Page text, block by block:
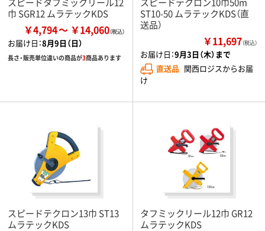
巾 SGR12 ムラテックKDS
￥4,794 ￥14,060
お届け日：8月9日（日）
長さ・販売単位違いの商品が3商品あります
ST10-50 ムラテックKDS（直
送品）
￥11,697（税込）
お届け日：9月3日（木）まで
直送品 関西ロジスからお届
け
スピードテクロン13巾 ST13
ムラテックKDS
タフミックリール12巾 GR12
ムラテックKDS